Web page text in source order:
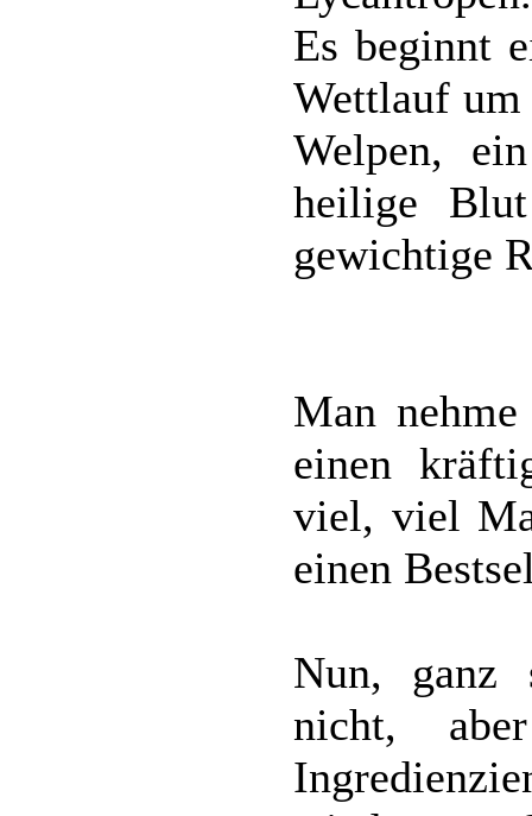
Es beginnt
Wettlauf um
Welpen,
heilige
gewichtige
Man
einen
viel, viel
einen
Nun, ganz
nicht,